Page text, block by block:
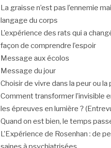
La graisse n’est pas l’ennemie
langage du corps
L’expérience des rats qui a
façon de comprendre l’espoir
Message aux écolos
Message du jour
Choisir de vivre dans la peur ou la
Comment transformer l’invisible
les épreuves en lumière ?
Quand on est bien, le temps
L’Expérience de Rosenhan : de